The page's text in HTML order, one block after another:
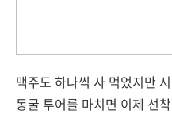
맥주도 하나씩 사 먹었지만
동굴 투어를 마치면 이제 선